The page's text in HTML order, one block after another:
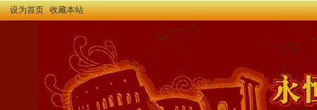
设为首页 收藏本站